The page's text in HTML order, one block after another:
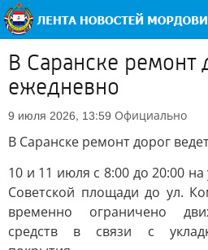
В Саранске ремонт
ежедневно
9 июля 2026, 13:59 Официально
В Саранске ремонт дорог
10 и 11 июля с 8:00 до 20:00
Советской площади до ул.
временно ограничено
средств в связи с